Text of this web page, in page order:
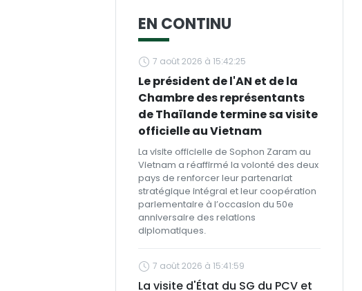
EN CONTINU
7 août 2026 à 15:42:25
Le président de l'AN et de la
Chambre des représentants
de Thaïlande termine sa visite
officielle au Vietnam
La visite officielle de Sophon Zaram au
Vietnam a réaffirmé la volonté des deux
pays de renforcer leur partenariat
stratégique intégral et leur coopération
parlementaire à l’occasion du 50e
anniversaire des relations
diplomatiques.
7 août 2026 à 15:41:59
La visite d'État du SG du PCV et